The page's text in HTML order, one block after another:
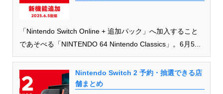
「Nintendo Switch Online + 追加パック」へ加入すること
であそべる「NINTENDO 64 Nintendo Classics」。6月5...
Nintendo Switch 2 予約・抽選できる店
舗まとめ